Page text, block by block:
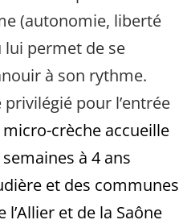
(autonomie, liberté
lui permet de se
à son rythme.
privilégié pour l’entrée
micro-crèche accueille
à 4 ans
et des communes
l’Allier et de la Saône